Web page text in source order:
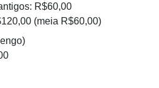
R$60,00
(meia R$60,00)